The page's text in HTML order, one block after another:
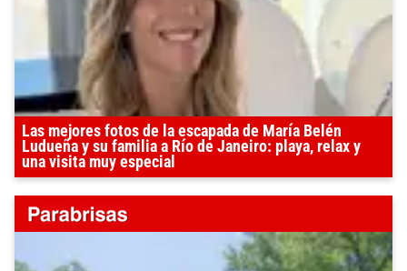
Las mejores fotos de la escapada de María Belén
Ludueña y su familia a Río de Janeiro: playa, relax y
una visita muy especial